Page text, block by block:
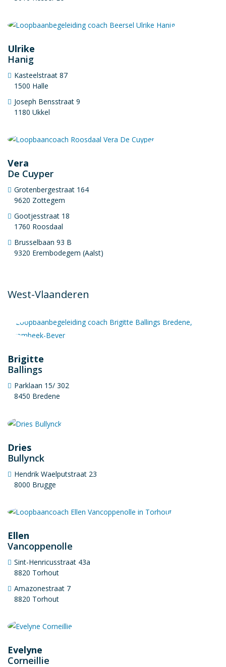
Ulrike
Hanig
Kasteelstraat 87
1500 Halle
Joseph Bensstraat 9
1180 Ukkel
Vera
De Cuyper
Grotenbergestraat 164
9620 Zottegem
Gootjesstraat 18
1760 Roosdaal
Brusselbaan 93 B
9320 Erembodegem (Aalst)
West-Vlaanderen
Brigitte
Ballings
Parklaan 15/ 302
8450 Bredene
Dries
Bullynck
Hendrik Waelputstraat 23
8000 Brugge
Ellen
Vancoppenolle
Sint-Henricusstraat 43a
8820 Torhout
Amazonestraat 7
8820 Torhout
Evelyne
Corneillie